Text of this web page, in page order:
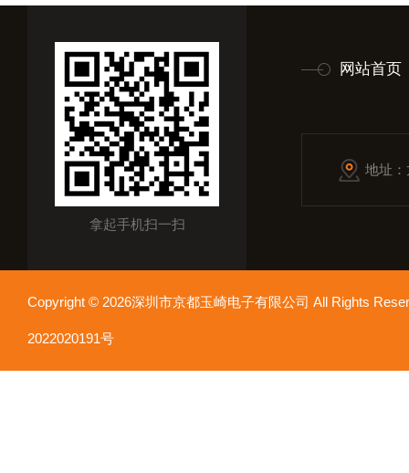
拿起手机扫一扫
网站首页
地址
Copyright © 2026深圳市京都玉崎电子有限公司 All Rights
2022020191号